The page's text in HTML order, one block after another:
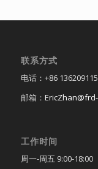
联系方式
电话：+86
邮箱：
工作时间
周一-周五 9:00-18:00